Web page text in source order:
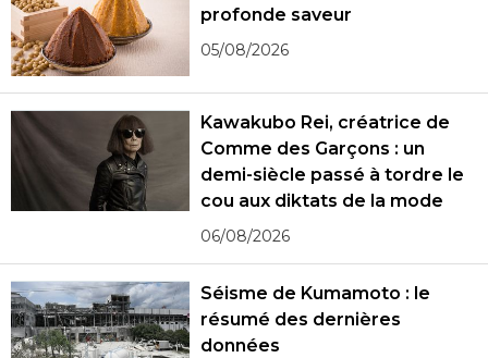
profonde saveur
05/08/2026
Kawakubo Rei, créatrice de
Comme des Garçons : un
demi-siècle passé à tordre le
cou aux diktats de la mode
06/08/2026
Séisme de Kumamoto : le
résumé des dernières
données